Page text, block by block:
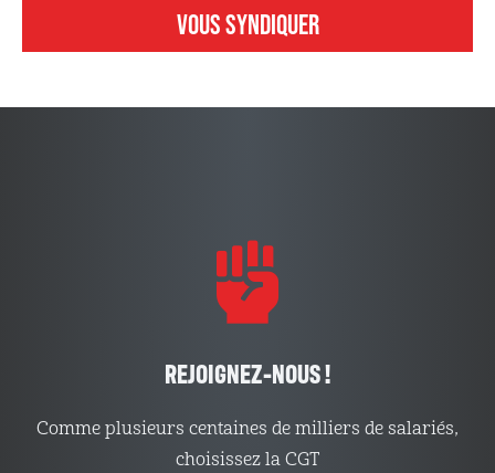
VOUS SYNDIQUER
REJOIGNEZ-NOUS !
Comme plusieurs centaines de milliers de salariés,
choisissez la CGT